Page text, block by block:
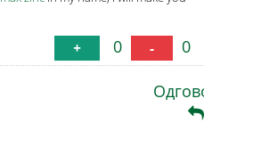
+ 0 - 0
Одговори